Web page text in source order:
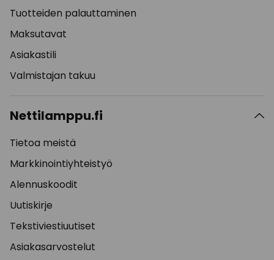
Tuotteiden palauttaminen
Maksutavat
Asiakastili
Valmistajan takuu
Nettilamppu.fi
Tietoa meistä
Markkinointiyhteistyö
Alennuskoodit
Uutiskirje
Tekstiviestiuutiset
Asiakasarvostelut